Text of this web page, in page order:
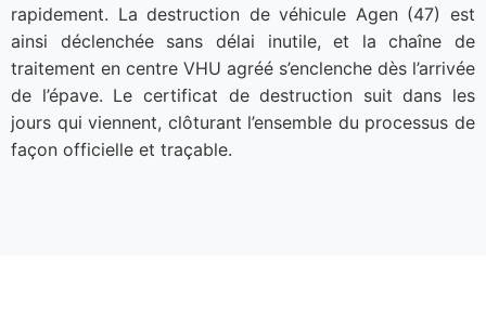
rapidement. La destruction de véhicule Agen (47) est
ainsi déclenchée sans délai inutile, et la chaîne de
traitement en centre VHU agréé s’enclenche dès l’arrivée
de l’épave. Le certificat de destruction suit dans les
jours qui viennent, clôturant l’ensemble du processus de
façon officielle et traçable.